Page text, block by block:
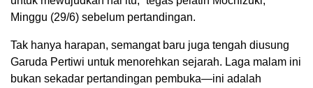
Minggu (29/6) sebelum pertandingan.
Tak hanya harapan, semangat baru juga tengah diusung
Garuda Pertiwi untuk menorehkan sejarah. Laga malam ini
bukan sekadar pertandingan pembuka—ini adalah